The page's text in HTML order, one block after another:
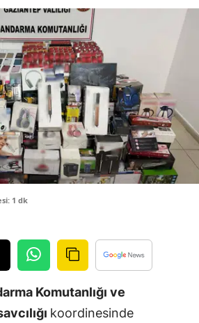
Bolu
Çanakkale
Çankırı
Çorum
Denizli
1 dk
Komutanlığı ve
koordinesinde